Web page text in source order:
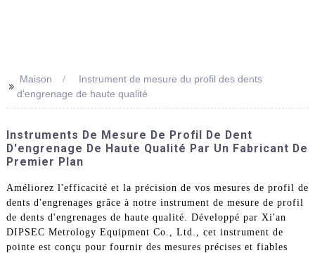
>> Maison
Instrument de mesure du profil des dents
d'engrenage de haute qualité
Instruments De Mesure De Profil De Dent
D'engrenage De Haute Qualité Par Un Fabricant De
Premier Plan
Améliorez l'efficacité et la précision de vos mesures de profil de
dents d'engrenages grâce à notre instrument de mesure de profil
de dents d'engrenages de haute qualité. Développé par Xi'an
DIPSEC Metrology Equipment Co., Ltd., cet instrument de
pointe est conçu pour fournir des mesures précises et fiables